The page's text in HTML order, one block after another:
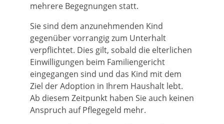
mehrere Begegnungen statt.
Sie sind dem anzunehmenden Kind
gegenüber vorrangig zum Unterhalt
verpflichtet. Dies gilt, sobald die elterlichen
Einwilligungen beim Familiengericht
eingegangen sind und das Kind mit dem
Ziel der Adoption in Ihrem Haushalt lebt.
Ab diesem Zeitpunkt haben Sie auch keinen
Anspruch auf Pflegegeld mehr.